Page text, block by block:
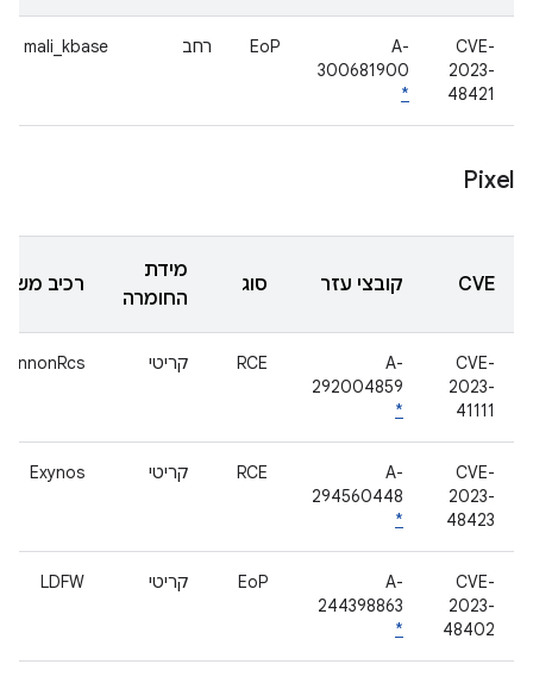
CVE-
2023-
48421
A-
300681900
*
EoP רחב mali_kbase
Pixel
CVE קובצי עזר סוג
מידת
החומרה
רכיב
CVE-
2023-
41111
A-
292004859
*
RCE קריטי
CVE-
2023-
48423
A-
294560448
*
RCE קריטי Exynos
CVE-
2023-
48402
A-
244398863
*
EoP קריטי LDFW